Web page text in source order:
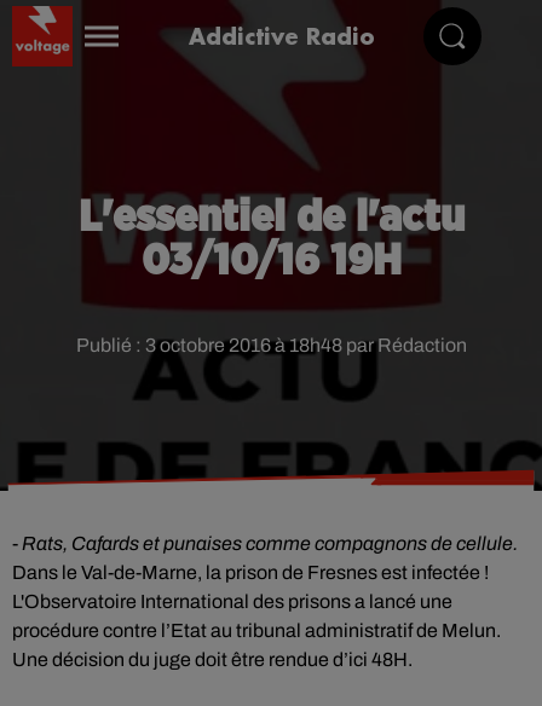
Addictive Radio
L'essentiel de l'actu
03/10/16 19H
Publié : 3 octobre 2016 à 18h48 par Rédaction
- Rats, Cafards et punaises comme compagnons de cellule.
Dans le Val-de-Marne, la prison de Fresnes est infectée !
L'Observatoire International des prisons a lancé une
procédure contre l’Etat au tribunal administratif de Melun.
Une décision du juge doit être rendue d’ici 48H.